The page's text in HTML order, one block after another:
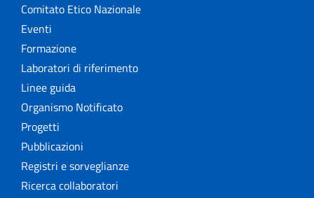
Comitato Etico Nazionale
Eventi
Formazione
Laboratori di riferimento
Linee guida
Organismo Notificato
Progetti
Pubblicazioni
Registri e sorveglianze
Ricerca collaboratori